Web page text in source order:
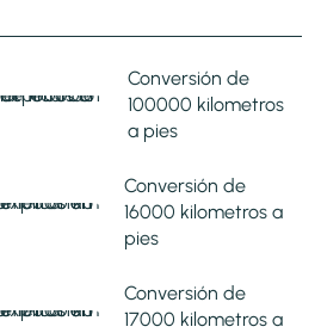
Conversión de
100000 kilometros
a pies
Conversión de
16000 kilometros a
pies
Conversión de
17000 kilometros a